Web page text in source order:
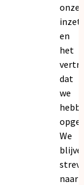
onze
inzet
en
het
dat
we
We
naar